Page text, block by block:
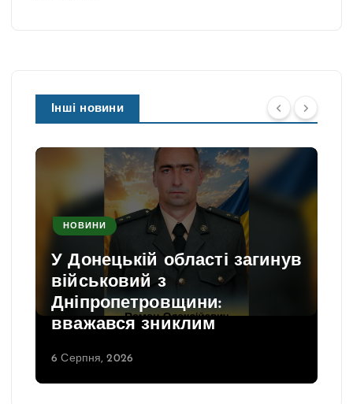
Інші новини
НОВИНИ
У Донецькій області загинув
військовий з
Дніпропетровщини:
вважався зниклим
6 Серпня, 2026